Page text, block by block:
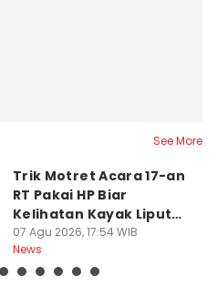
See More
Trik Motret Acara 17-an
RT Pakai HP Biar
Kelihatan Kayak Liputan
Festival Nasional
07 Agu 2026, 17:54 WIB
News